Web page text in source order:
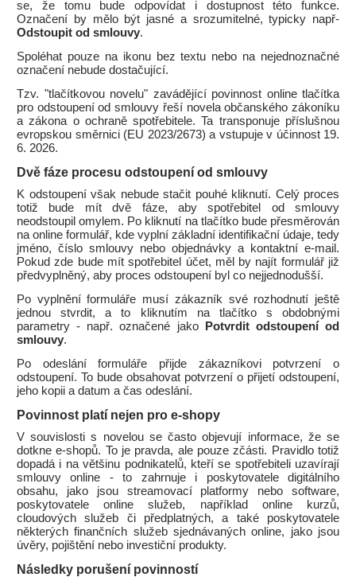
se, že tomu bude odpovídat i dostupnost této funkce.
Označení by mělo být jasné a srozumitelné, typicky např-
Odstoupit od smlouvy.
Spoléhat pouze na ikonu bez textu nebo na nejednoznačné
označení nebude dostačující.
Tzv. "tlačítkovou novelu" zavádějící povinnost online tlačítka
pro odstoupení od smlouvy řeší novela občanského zákoníku
a zákona o ochraně spotřebitele. Ta transponuje příslušnou
evropskou směrnici (EU 2023/2673) a vstupuje v účinnost 19.
6. 2026.
Dvě fáze procesu odstoupení od smlouvy
K odstoupení však nebude stačit pouhé kliknutí. Celý proces
totiž bude mít dvě fáze, aby spotřebitel od smlouvy
neodstoupil omylem. Po kliknutí na tlačítko bude přesměrován
na online formulář, kde vyplní základní identifikační údaje, tedy
jméno, číslo smlouvy nebo objednávky a kontaktní e-mail.
Pokud zde bude mít spotřebitel účet, měl by najít formulář již
předvyplněný, aby proces odstoupení byl co nejjednodušší.
Po vyplnění formuláře musí zákazník své rozhodnutí ještě
jednou stvrdit, a to kliknutím na tlačítko s obdobnými
parametry - např. označené jako
Potvrdit odstoupení od
smlouvy.
Po odeslání formuláře přijde zákazníkovi potvrzení o
odstoupení. To bude obsahovat potvrzení o přijetí odstoupení,
jeho kopii a datum a čas odeslání.
Povinnost platí nejen pro e-shopy
V souvislosti s novelou se často objevují informace, že se
dotkne e-shopů. To je pravda, ale pouze zčásti. Pravidlo totiž
dopadá i na většinu podnikatelů, kteří se spotřebiteli uzavírají
smlouvy online - to zahrnuje i poskytovatele digitálního
obsahu, jako jsou streamovací platformy nebo software,
poskytovatele online služeb, například online kurzů,
cloudových služeb či předplatných, a také poskytovatele
některých finančních služeb sjednávaných online, jako jsou
úvěry, pojištění nebo investiční produkty.
Následky porušení povinností